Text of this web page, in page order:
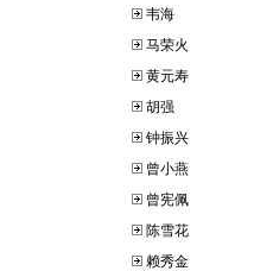
韦海
马荣火
黄元寿
胡强
钟振兴
曾小燕
曾宪佩
陈雪花
赖秀金